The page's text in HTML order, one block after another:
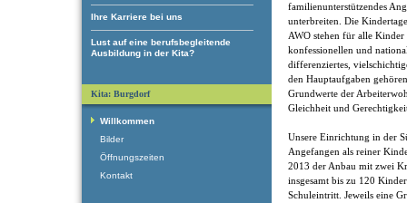
Ihre Karriere bei uns
Lust auf eine berufsbegleitende
Ausbildung in der Kita?
familienunterstützendes
unterbreiten. Die
AWO stehen für alle Kinder
konfessionellen und
differenziertes,
den Hauptaufgaben
Grundwerte der
Gleichheit und
Unsere Einrichtung in der
Angefangen als reiner
2013 der Anbau mit zwei
insgesamt bis zu 120
Schuleintritt. Jeweils eine
Kita: Burgdorf
Willkommen
Bilder
Öffnungszeiten
Kontakt